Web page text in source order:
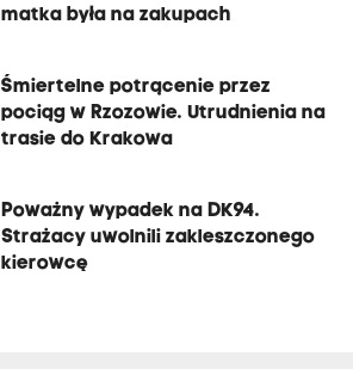
matka była na zakupach
Śmiertelne potrącenie przez
pociąg w Rzozowie. Utrudnienia na
trasie do Krakowa
Poważny wypadek na DK94.
Strażacy uwolnili zakleszczonego
kierowcę